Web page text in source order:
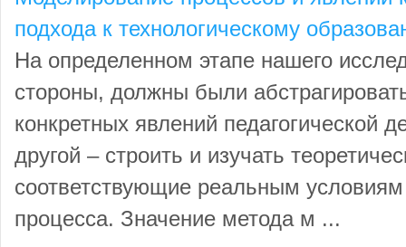
подхода к технологическому
На определенном этапе нашего
стороны, должны были
конкретных явлений педагогической
другой – строить и изучать
соответствующие реальным условиям
процесса. Значение метода м ...